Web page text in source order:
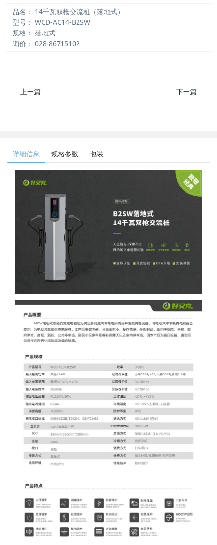
品名： 14千瓦双枪交流桩（落地式）
型号： WCD-AC14-B2SW
规格： 落地式
询价： 028-86715102
上一篇 下一篇
详细信息 规格参数 包装